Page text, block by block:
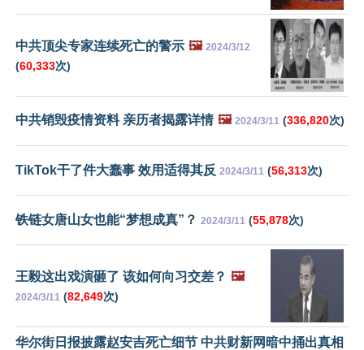
中共顶尖专家连续死亡的警示 🖼️ 2024/3/12
(60,333次)
中共销毁疫情资料 亲历者揭露详情 🖼️ 2024/3/11 (336,820次)
TikTok干了件大蠢事 效用适得其反 2024/3/11 (56,313次)
铁链女唐山女也能“梦想成真”？ 2024/3/11 (55,878次)
王毅这出戏演砸了 该如何向习交差？ 🖼️
2024/3/11 (82,649次)
华尔街日报披露赵安吉死亡细节 中共财新网暗中捅出真相